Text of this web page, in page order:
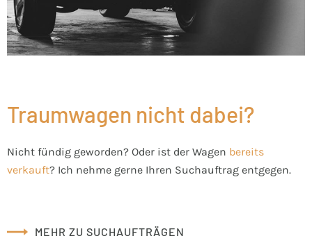
Traumwagen nicht dabei?
Nicht fündig geworden? Oder ist der Wagen bereits
verkauft? Ich nehme gerne Ihren Suchauftrag entgegen.
MEHR ZU SUCHAUFTRÄGEN